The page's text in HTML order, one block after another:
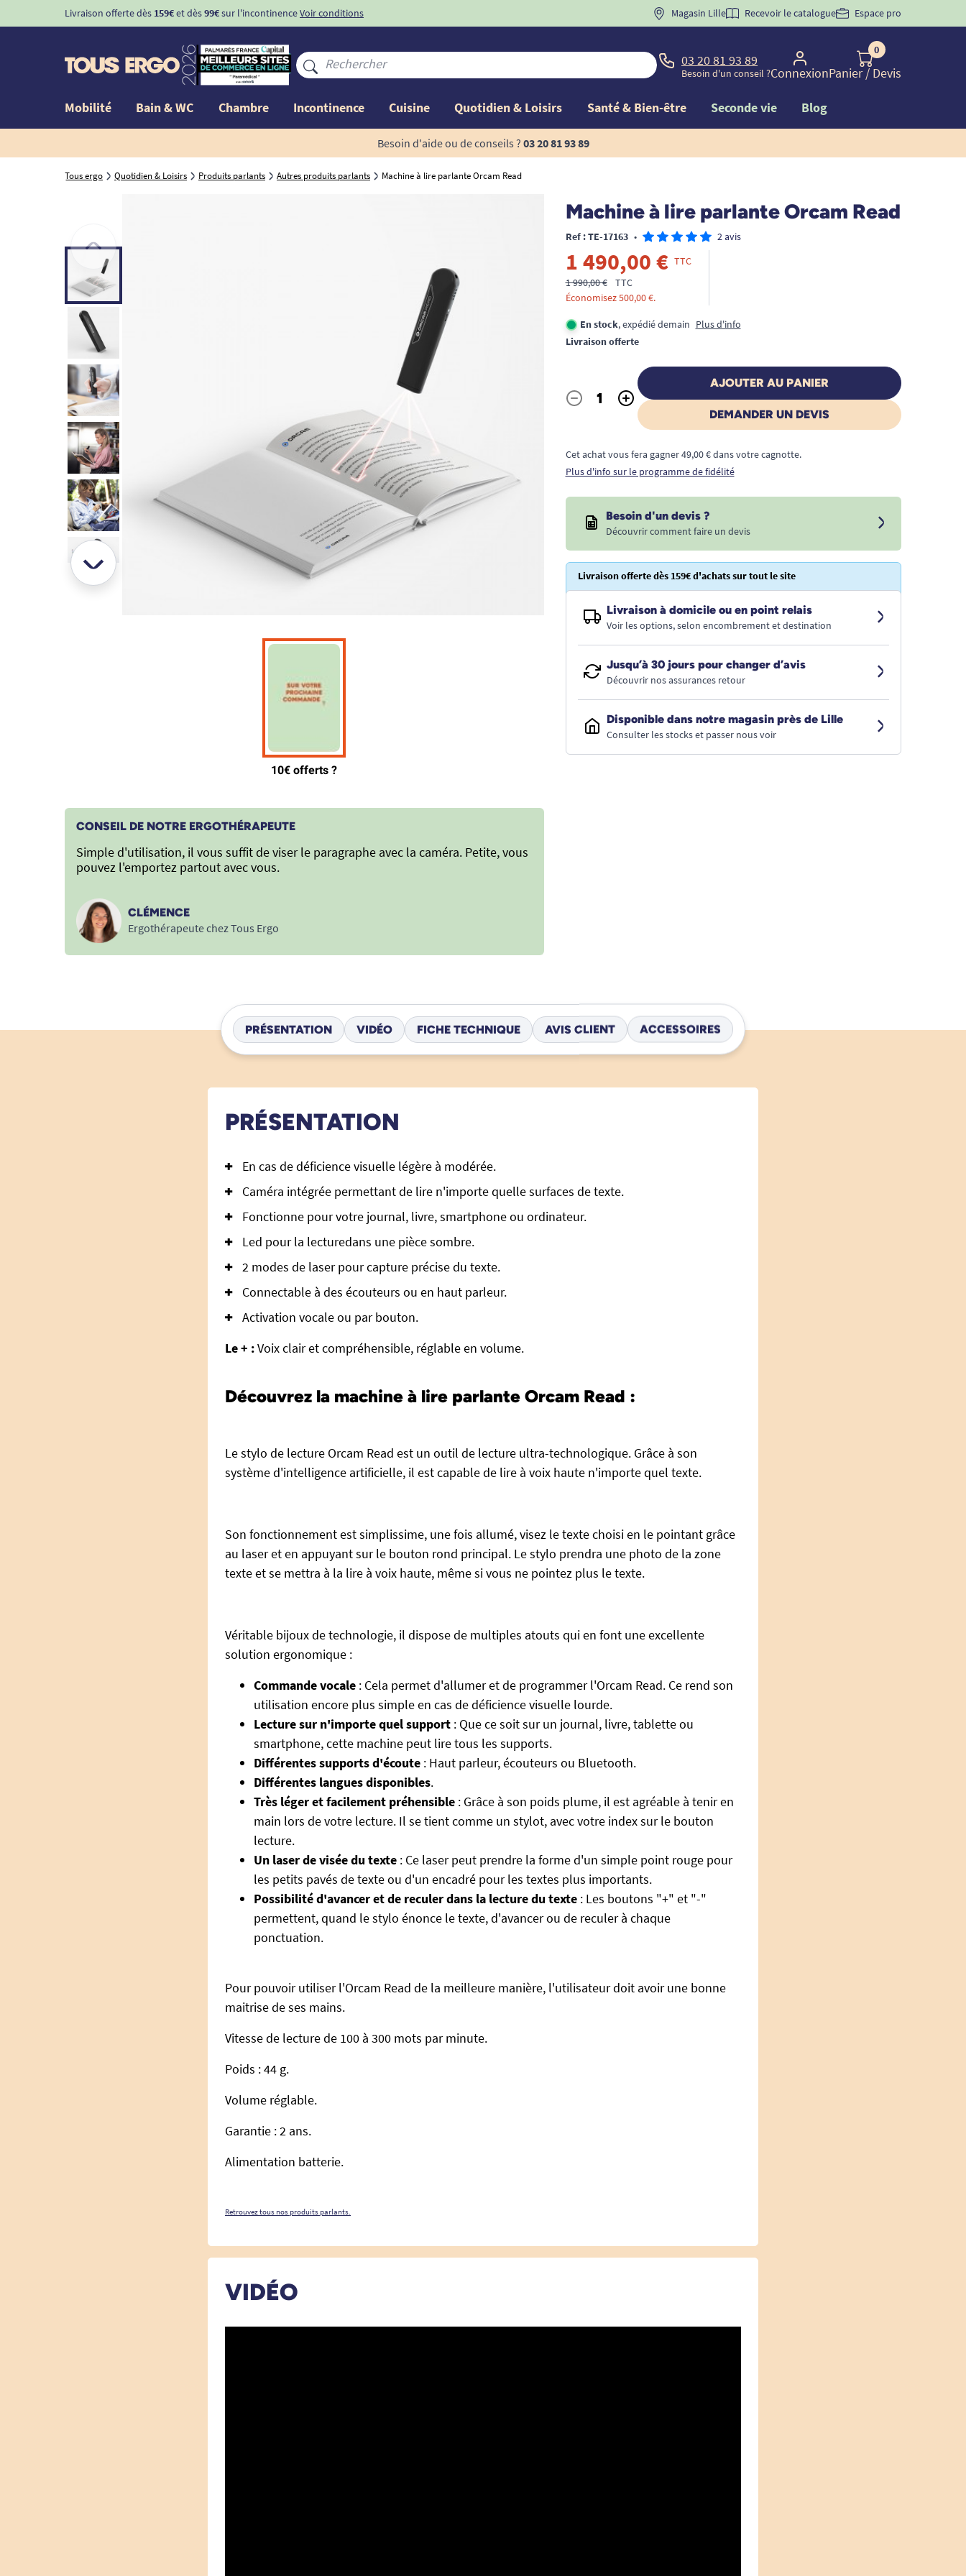
Livraison offerte dès 159€et dès99€sur l'incontinenceVoir conditions BIENVENUE" pourla 1ère commande d'incontinence
Magasin Lille Recevoir le catalogue Espace pro
03 20 81 93 89
Besoin d'un conseil ?Connexion
0
Panier/ Devis
Mobilité Bain & WC Chambre Incontinence Cuisine Quotidien & Loisirs Santé & Bien-être Seconde vie Blog
Besoin d'aide ou de conseils ? 03 20 81 93 89
Tous ergo Quotidien & Loisirs Produits parlants Autres produits parlants Machine à lire parlante Orcam Read
Machine à lire parlante Orcam Read
Ref : TE-17163 • 2 avis
1 490,00 € TTC
1 990,00 €
TTC
Économisez 500,00 €.
En stock, expédié demain Plus d'info
Livraison offerte
Quantité
- +
AJOUTER AU PANIER
DEMANDER UN DEVIS
Cet achat vous fera gagner 49,00 € dans votre cagnotte.
Plus d'info sur le programme de fidélité
Besoin d'un devis ?
Découvrir comment faire un devis
Livraison offerte dès 159€ d'achats sur tout le site
Livraison à domicile ou en point relais
Voir les options, selon encombrement et destination
Jusqu’à 30 jours pour changer d’avis
Découvrir nos assurances retour
Disponible dans notre magasin près de Lille
Consulter les stocks et passer nous voir
CONSEIL DE NOTRE ERGOTHÉRAPEUTE
Simple d'utilisation, il vous suffit de viser le paragraphe avec la caméra. Petite, vous
pouvez l'emportez partout avec vous.
CLÉMENCE
Ergothérapeute chez Tous Ergo
PRÉSENTATION VIDÉO FICHE TECHNIQUE AVIS CLIENT ACCESSOIRES
PRÉSENTATION
En cas de déficience visuelle légère à modérée.
Caméra intégrée permettant de lire n'importe quelle surfaces de texte.
Fonctionne pour votre journal, livre, smartphone ou ordinateur.
Led pour la lecturedans une pièce sombre.
2 modes de laser pour capture précise du texte.
Connectable à des écouteurs ou en haut parleur.
Activation vocale ou par bouton.
Le + :Voix clair et compréhensible, réglable en volume.
Découvrez la machine à lire parlante Orcam Read :
Le stylo de lecture Orcam Read est un outil de lecture ultra-technologique. Grâce à son
système d'intelligence artificielle, il est capable de lire à voix haute n'importe quel texte.
Son fonctionnement est simplissime, une fois allumé, visez le texte choisi en le pointant grâce
au laser et en appuyant sur le bouton rond principal. Le stylo prendra une photo de la zone
texte et se mettra à la lire à voix haute, même si vous ne pointez plus le texte.
Véritable bijoux de technologie, il dispose de multiples atouts qui en font une excellente
solution ergonomique :
Commande vocale : Cela permet d'allumer et de programmer l'Orcam Read. Ce rend son
utilisation encore plus simple en cas de déficience visuelle lourde.
Lecture sur n'importe quel support : Que ce soit sur un journal, livre, tablette ou
smartphone, cette machine peut lire tous les supports.
Différentes supports d'écoute : Haut parleur, écouteurs ou Bluetooth.
Différentes langues disponibles.
Très léger et facilement préhensible : Grâce à son poids plume, il est agréable à tenir en
main lors de votre lecture. Il se tient comme un stylot, avec votre index sur le bouton
lecture.
Un laser de visée du texte : Ce laser peut prendre la forme d'un simple point rouge pour
les petits pavés de texte ou d'un encadré pour les textes plus importants.
Possibilité d'avancer et de reculer dans la lecture du texte : Les boutons "+" et "-"
permettent, quand le stylo énonce le texte, d'avancer ou de reculer à chaque
ponctuation.
Pour pouvoir utiliser l'Orcam Read de la meilleure manière, l'utilisateur doit avoir une bonne
maitrise de ses mains.
Vitesse de lecture de 100 à 300 mots par minute.
Poids : 44 g.
Volume réglable.
Garantie : 2 ans.
Alimentation batterie.
Retrouvez tous nos produits parlants.
VIDÉO